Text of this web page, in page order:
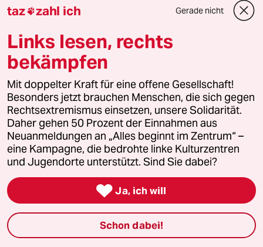
Demnächst
Vor Ort
Live im Stream
Vergangene
taz lab 2027
Mehr taz Lesestoff
taz Blogs
taz FUTURZWEI
taz zahl ich Gerade nicht
Links lesen, rechts
bekämpfen
Mit doppelter Kraft für eine offene Gesellschaft!
Besonders jetzt brauchen Menschen, die sich gegen
Rechtsextremismus einsetzen, unsere Solidarität.
Daher gehen 50 Prozent der Einnahmen aus
Neuanmeldungen an „Alles beginnt im Zentrum“ –
eine Kampagne, die bedrohte linke Kulturzentren
und Jugendorte unterstützt. Sind Sie dabei?
 Ja, ich will
Schon dabei!